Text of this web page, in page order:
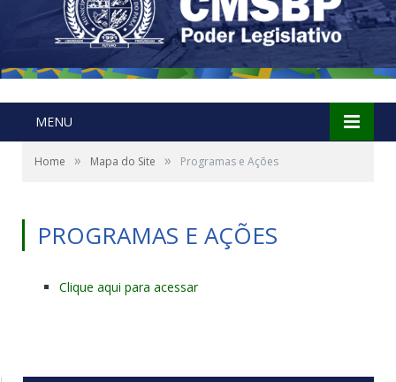
MENU
Home » Mapa do Site » Programas e Ações
PROGRAMAS E AÇÕES
Clique aqui para acessar